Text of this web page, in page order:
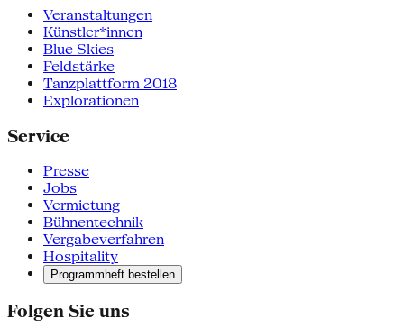
Veranstaltungen
Künstler*innen
Blue Skies
Feldstärke
Tanzplattform 2018
Explorationen
Service
Presse
Jobs
Vermietung
Bühnentechnik
Vergabeverfahren
Hospitality
Programmheft bestellen
Folgen Sie uns